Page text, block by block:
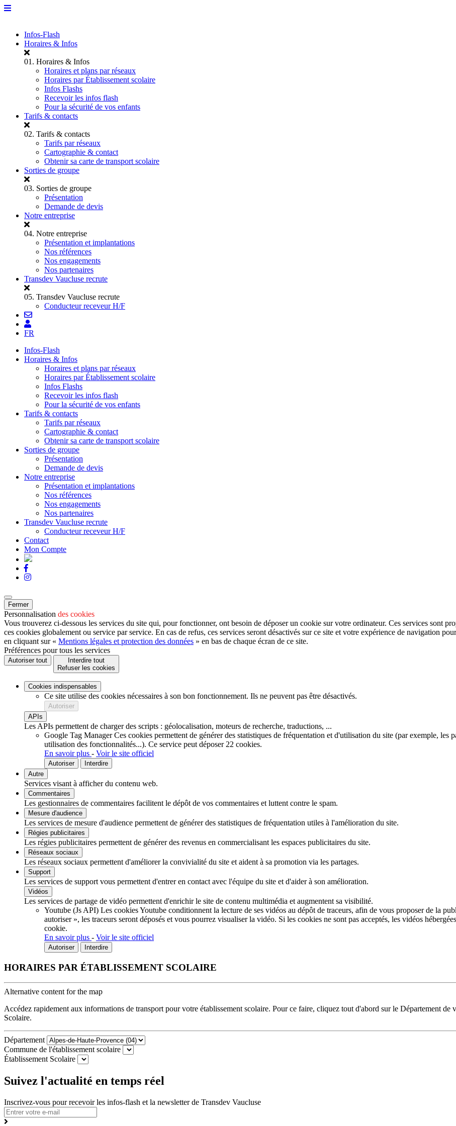
Infos-Flash
Horaires & Infos
01. Horaires & Infos
Horaires et plans par réseaux
Horaires par Établissement scolaire
Infos Flashs
Recevoir les infos flash
Pour la sécurité de vos enfants
Tarifs & contacts
02. Tarifs & contacts
Tarifs par réseaux
Cartographie & contact
Obtenir sa carte de transport scolaire
Sorties de groupe
03. Sorties de groupe
Présentation
Demande de devis
Notre entreprise
04. Notre entreprise
Présentation et implantations
Nos références
Nos engagements
Nos partenaires
Transdev Vaucluse recrute
05. Transdev Vaucluse recrute
Conducteur receveur H/F
FR
Infos-Flash
Horaires & Infos
Horaires et plans par réseaux
Horaires par Établissement scolaire
Infos Flashs
Recevoir les infos flash
Pour la sécurité de vos enfants
Tarifs & contacts
Tarifs par réseaux
Cartographie & contact
Obtenir sa carte de transport scolaire
Sorties de groupe
Présentation
Demande de devis
Notre entreprise
Présentation et implantations
Nos références
Nos engagements
Nos partenaires
Transdev Vaucluse recrute
Conducteur receveur H/F
Contact
Mon Compte
Fermer
Personnalisation des cookies
Vous trouverez ci-dessous les services du site qui, pour fonctionner, ont besoin de déposer un cookie sur votre ordinateur. Ces services sont
ces cookies globalement ou service par service. En cas de refus, ces services seront désactivés sur ce site et votre expérience de navigation
en cliquant sur « Mentions légales et protection des données » en bas de chaque écran de ce site.
Préférences pour tous les services
Autoriser tout
Interdire tout
Refuser les cookies
Cookies indispensables
Ce site utilise des cookies nécessaires à son bon fonctionnement. Ils ne peuvent pas être désactivés.
Autoriser
APIs
Les APIs permettent de charger des scripts : géolocalisation, moteurs de recherche, traductions, ...
Google Tag Manager Ces cookies permettent de générer des statistiques de fréquentation et d'utilisation du site (par exemple, les
utilisation des fonctionnalités...). Ce service peut déposer 22 cookies.
En savoir plus - Voir le site officiel
Autoriser
Interdire
Autre
Services visant à afficher du contenu web.
Commentaires
Les gestionnaires de commentaires facilitent le dépôt de vos commentaires et luttent contre le spam.
Mesure d'audience
Les services de mesure d'audience permettent de générer des statistiques de fréquentation utiles à l'amélioration du site.
Régies publicitaires
Les régies publicitaires permettent de générer des revenus en commercialisant les espaces publicitaires du site.
Réseaux sociaux
Les réseaux sociaux permettent d'améliorer la convivialité du site et aident à sa promotion via les partages.
Support
Les services de support vous permettent d'entrer en contact avec l'équipe du site et d'aider à son amélioration.
Vidéos
Les services de partage de vidéo permettent d'enrichir le site de contenu multimédia et augmentent sa visibilité.
Youtube (Js API) Les cookies Youtube conditionnent la lecture de ses vidéos au dépôt de traceurs, afin de vous proposer de la
autoriser », les traceurs seront déposés et vous pourrez visualiser la vidéo. Si les cookies ne sont pas acceptés, les vidéos
cookie.
En savoir plus - Voir le site officiel
Autoriser Interdire
HORAIRES PAR ÉTABLISSEMENT SCOLAIRE
Alternative content for the map
Accédez rapidement aux informations de transport pour votre établissement scolaire. Pour ce faire, cliquez tout d'abord sur le Département
Scolaire.
Département
Commune de l'établissement scolaire
Établissement Scolaire
Suivez l'actualité en temps réel
Inscrivez-vous pour recevoir les infos-flash et la newsletter de Transdev Vaucluse